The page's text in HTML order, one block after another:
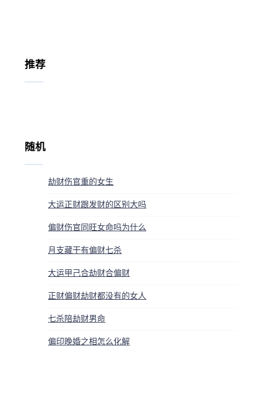
推荐
随机
劫财伤官重的女生
大运正财跟发财的区别大吗
偏财伤官同旺女命吗为什么
月支藏干有偏财七杀
大运甲己合劫财合偏财
正财偏财劫财都没有的女人
七杀陪劫财男命
偏印晚婚之相怎么化解